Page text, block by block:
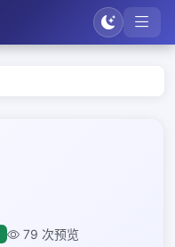
79 次预览